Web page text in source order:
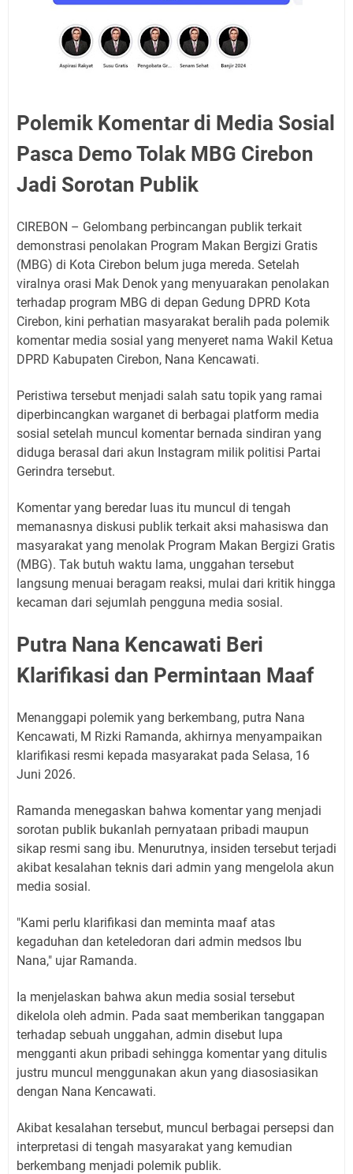
Polemik Komentar di Media Sosial
Pasca Demo Tolak MBG Cirebon
Jadi Sorotan Publik
CIREBON – Gelombang perbincangan publik terkait
demonstrasi penolakan Program Makan Bergizi Gratis
(MBG) di Kota Cirebon belum juga mereda. Setelah
viralnya orasi Mak Denok yang menyuarakan penolakan
terhadap program MBG di depan Gedung DPRD Kota
Cirebon, kini perhatian masyarakat beralih pada polemik
komentar media sosial yang menyeret nama Wakil Ketua
DPRD Kabupaten Cirebon, Nana Kencawati.
Peristiwa tersebut menjadi salah satu topik yang ramai
diperbincangkan warganet di berbagai platform media
sosial setelah muncul komentar bernada sindiran yang
diduga berasal dari akun Instagram milik politisi Partai
Gerindra tersebut.
Komentar yang beredar luas itu muncul di tengah
memanasnya diskusi publik terkait aksi mahasiswa dan
masyarakat yang menolak Program Makan Bergizi Gratis
(MBG). Tak butuh waktu lama, unggahan tersebut
langsung menuai beragam reaksi, mulai dari kritik hingga
kecaman dari sejumlah pengguna media sosial.
Putra Nana Kencawati Beri
Klarifikasi dan Permintaan Maaf
Menanggapi polemik yang berkembang, putra Nana
Kencawati, M Rizki Ramanda, akhirnya menyampaikan
klarifikasi resmi kepada masyarakat pada Selasa, 16
Juni 2026.
Ramanda menegaskan bahwa komentar yang menjadi
sorotan publik bukanlah pernyataan pribadi maupun
sikap resmi sang ibu. Menurutnya, insiden tersebut terjadi
akibat kesalahan teknis dari admin yang mengelola akun
media sosial.
"Kami perlu klarifikasi dan meminta maaf atas
kegaduhan dan keteledoran dari admin medsos Ibu
Nana," ujar Ramanda.
Ia menjelaskan bahwa akun media sosial tersebut
dikelola oleh admin. Pada saat memberikan tanggapan
terhadap sebuah unggahan, admin disebut lupa
mengganti akun pribadi sehingga komentar yang ditulis
justru muncul menggunakan akun yang diasosiasikan
dengan Nana Kencawati.
Akibat kesalahan tersebut, muncul berbagai persepsi dan
interpretasi di tengah masyarakat yang kemudian
berkembang menjadi polemik publik.